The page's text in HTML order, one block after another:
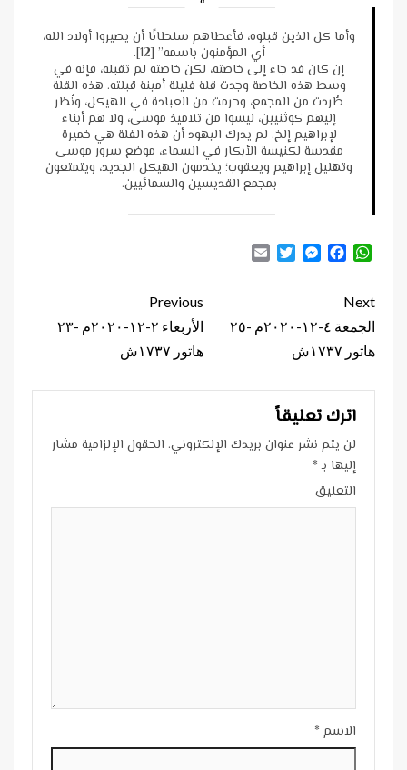
وأما كل الذين قبلوه، فأعطاهم سلطانًا أن يصيروا أولاد الله،
أي المؤمنون باسمه” [12].
إن كان قد جاء إلى خاصته، لكن خاصته لم تقبله، فإنه في
وسط هذه الخاصة وجدت قلة قليلة أمينة قبلته. هذه القلة
طُردت من المجمع، وحرمت من العبادة في الهيكل، ونُظر
إليهم كوثنيين، ليسوا من تلاميذ موسى، ولا هم أبناء
لإبراهيم إلخ. لم يدرك اليهود أن هذه القلة هي خميرة
مقدسة لكنيسة الأبكار في السماء، موضع سرور موسى
وتهليل إبراهيم ويعقوب؛ يخدمون الهيكل الجديد، ويتمتعون
بمجمع القديسين والسمائيين.
WhatsApp
Facebook
Messenger
Twitter
Continue
Reading
Previous
الأربعاء ٢-١٢-٢٠٢٠م -٢٣
هاتور ١٧٣٧ش
Next
الجمعة ٤-١٢-٢٠٢٠م -٢٥
هاتور ١٧٣٧ش
اترك تعليقاً
لن يتم نشر عنوان بريدك الإلكتروني. الحقول الإلزامية مشار
إليها بـ*
التعليق
الاسم *